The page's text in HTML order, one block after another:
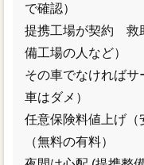
で確認）
提携工場が契約 救
備工場の人など）
その車でなければ
車はダメ）
任意保険料値上げ（
（無料の有料）